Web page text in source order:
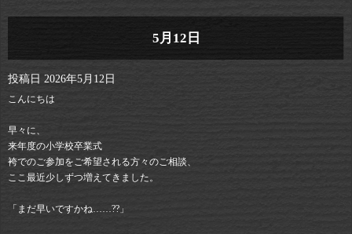
5月12日
投稿日 2026年5月12日
こんにちは
早々に、
来年度の小学校卒業式
袴でのご参加をご希望される方々のご相談、
ここ最近少しずつ増えてきました。
「まだ早いですかね……??」